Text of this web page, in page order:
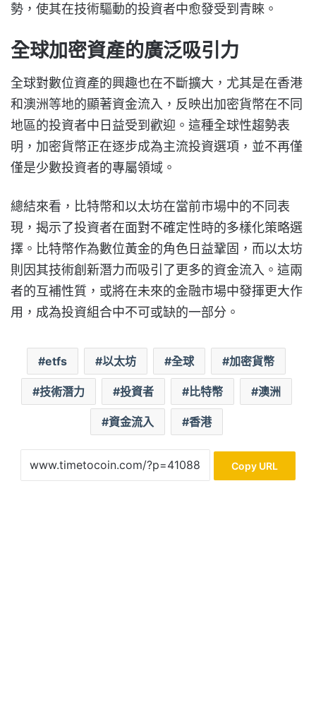
勢，使其在技術驅動的投資者中愈發受到青睞。
全球加密資產的廣泛吸引力
全球對數位資產的興趣也在不斷擴大，尤其是在香港
和澳洲等地的顯著資金流入，反映出加密貨幣在不同
地區的投資者中日益受到歡迎。這種全球性趨勢表
明，加密貨幣正在逐步成為主流投資選項，並不再僅
僅是少數投資者的專屬領域。
總結來看，比特幣和以太坊在當前市場中的不同表
現，揭示了投資者在面對不確定性時的多樣化策略選
擇。比特幣作為數位黃金的角色日益鞏固，而以太坊
則因其技術創新潛力而吸引了更多的資金流入。這兩
者的互補性質，或將在未來的金融市場中發揮更大作
用，成為投資組合中不可或缺的一部分。
etfs 以太坊 全球 加密貨幣
技術潛力 投資者 比特幣 澳洲
資金流入 香港
Copy URL